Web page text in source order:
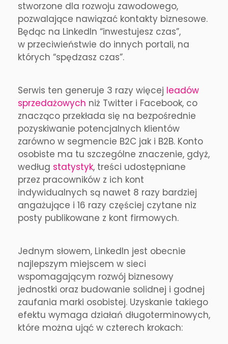
stworzone dla rozwoju zawodowego,
pozwalające nawiązać kontakty biznesowe.
Będąc na LinkedIn “inwestujesz czas”,
w przeciwieństwie do innych portali, na
których “spędzasz czas”.
Serwis ten generuje 3 razy więcej leadów
sprzedażowych niż Twitter i Facebook, co
znacząco przekłada się na bezpośrednie
pozyskiwanie potencjalnych klientów
zarówno w segmencie B2C jak i B2B. Konto
osobiste ma tu szczególne znaczenie, gdyż,
według statystyk, treści udostępniane
przez pracowników z ich kont
indywidualnych są nawet 8 razy bardziej
angażujące i 16 razy częściej czytane niz
posty publikowane z kont firmowych.
Jednym słowem, LinkedIn jest obecnie
najlepszym miejscem w sieci
wspomagającym rozwój biznesowy
jednostki oraz budowanie solidnej i godnej
zaufania marki osobistej. Uzyskanie takiego
efektu wymaga działań długoterminowych,
które można ująć w czterech krokach: